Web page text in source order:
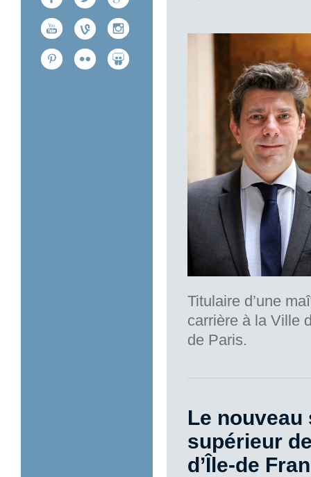
Titulaire d’une
carrière à la Ville
de Paris.
Le nouveau
supérieur
d’Île-de